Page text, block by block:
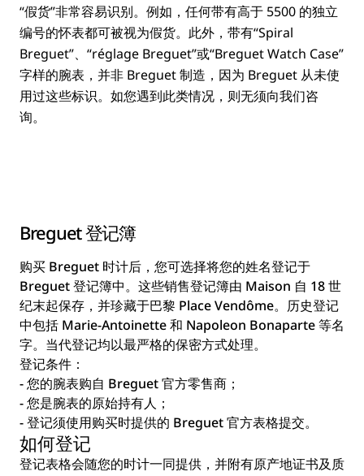
“假货”非常容易识别。例如，任何带有高于 5500 的独立
编号的怀表都可被视为假货。此外，带有“Spiral
Breguet”、“réglage Breguet”或“Breguet Watch Case”
字样的腕表，并非 Breguet 制造，因为 Breguet 从未使
用过这些标识。如您遇到此类情况，则无须向我们咨
询。
Breguet 登记簿
购买 Breguet 时计后，您可选择将您的姓名登记于
Breguet 登记簿中。这些销售登记簿由 Maison 自 18 世
纪末起保存，并珍藏于巴黎 Place Vendôme。历史登记
中包括 Marie-Antoinette 和 Napoleon Bonaparte 等名
字。当代登记均以最严格的保密方式处理。
登记条件：
- 您的腕表购自 Breguet 官方零售商；
- 您是腕表的原始持有人；
- 登记须使用购买时提供的 Breguet 官方表格提交。
如何登记
登记表格会随您的时计一同提供，并附有原产地证书及质